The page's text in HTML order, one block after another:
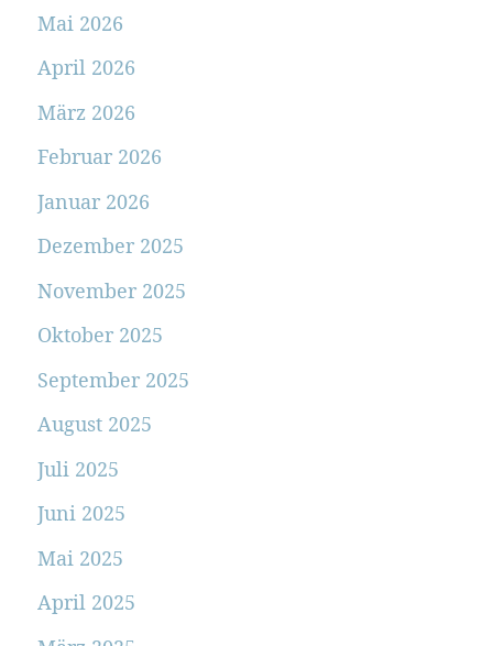
Mai 2026
April 2026
März 2026
Februar 2026
Januar 2026
Dezember 2025
November 2025
Oktober 2025
September 2025
August 2025
Juli 2025
Juni 2025
Mai 2025
April 2025